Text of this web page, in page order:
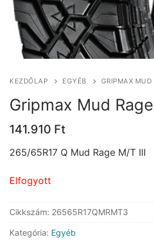
KEZDŐLAP EGYÉB GRIPMAX MUD
Gripmax Mud
141.910 Ft
265/65R17 Q Mud Rage M/T III
Elfogyott
Cikkszám: 26565R17QMRMT3
Kategória: Egyéb